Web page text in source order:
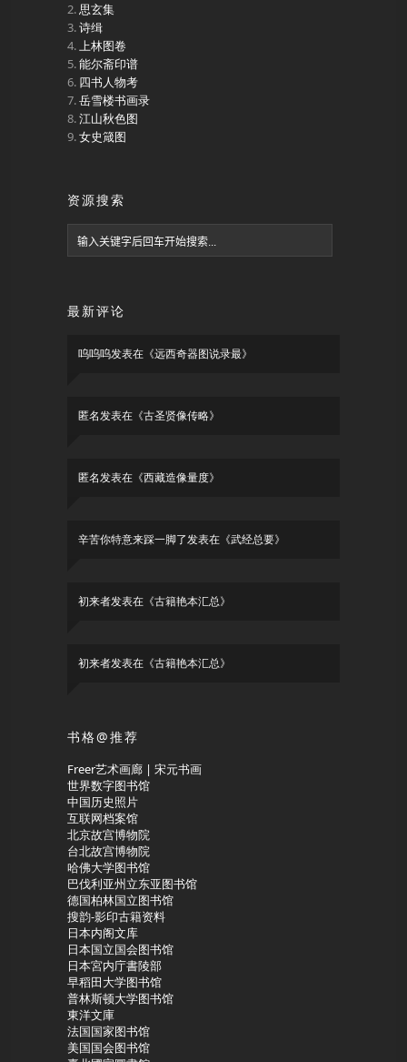
思玄集
诗缉
上林图卷
能尔斋印谱
四书人物考
岳雪楼书画录
江山秋色图
女史箴图
资源搜索
最新评论
呜呜呜发表在《远西奇器图说录最》
匿名发表在《古圣贤像传略》
匿名发表在《西藏造像量度》
辛苦你特意来踩一脚了发表在《武经总要》
初来者发表在《古籍艳本汇总》
初来者发表在《古籍艳本汇总》
书格@推荐
Freer艺术画廊 | 宋元书画
世界数字图书馆
中国历史照片
互联网档案馆
北京故宫博物院
台北故宫博物院
哈佛大学图书馆
巴伐利亚州立东亚图书馆
德国柏林国立图书馆
搜韵-影印古籍资料
日本内阁文库
日本国立国会图书馆
日本宮内庁書陵部
早稻田大学图书馆
普林斯顿大学图书馆
東洋文庫
法国国家图书馆
美国国会图书馆